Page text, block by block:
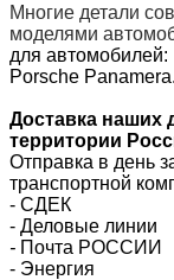
Многие детали
моделями
для автомобилей:
Porsche Panamera.
Доставка наших
территории
Отправка в день
транспортной
- СДЕК
- Деловые линии
- Почта РОССИИ
- Энергия